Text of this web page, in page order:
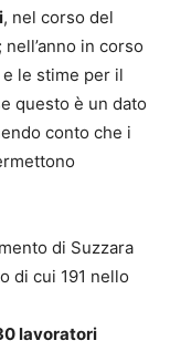
, nel corso del
in corso
le stime per il
questo è un dato
conto che i
di Suzzara
di cui 191 nello
lavoratori